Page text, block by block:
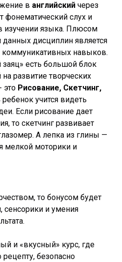
в английский через
фонематический слух и
изучении языка. Плюсом
дисциплин является
коммуникативных навыков.
есть большой блок
развитие творческих
это Рисование, Скетчинг,
ребенок учится видеть
Если рисование дает
то скетчинг развивает
А лепка из глины —
мелкой моторики и
то бонусом будет
сенсорики и умения
и «вкусный» курс, где
рецепту, безопасно